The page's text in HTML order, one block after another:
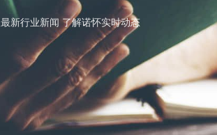
新行业新闻 了解诺怀实时动态